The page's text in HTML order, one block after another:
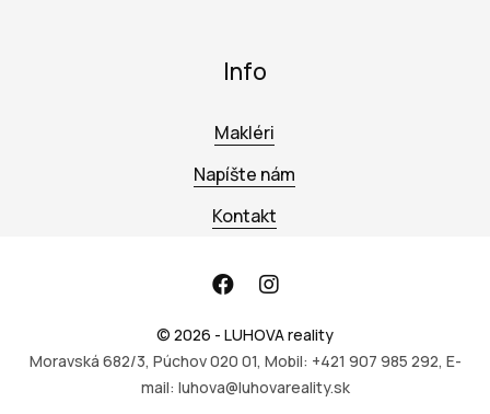
Info
Makléri
Napíšte nám
Kontakt
© 2026 - LUHOVA reality
Moravská 682/3, Púchov 020 01, Mobil: +421 907 985 292, E-
mail: luhova@luhovareality.sk